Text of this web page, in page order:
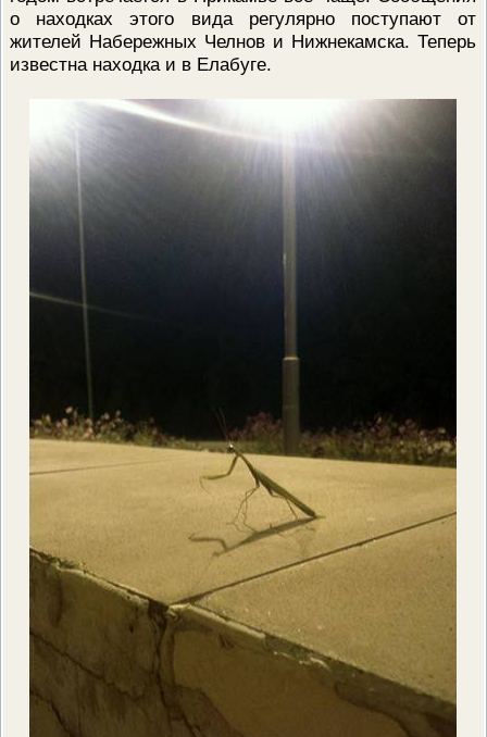
ПРОВЕРОЧНЫЙ ЛИСТ,
ПРИМЕНЯЕМЫЙ ПРИ
ОСУЩЕСТВЛЕНИИ
ИСПОЛЬЗОВАНИЯ ООПТ
ФЕДЕРАЛЬНОГО ЗНАЧЕНИЯ
ПРОГРАММА ПРОФИЛАКТИКИ
РИСКОВ ПРИЧИНЕНИЯ
ПЛАН ПРОВЕДЕНИЯ
КОНТРОЛЬНЫХ
СВЕДЕНИЙ, КОТОРЫЕ МОГУТ
ЗАПРАШИВАТЬСЯ
о находках этого вида регулярно поступают от
жителей Набережных Челнов и Нижнекамска. Теперь
известна находка и в Елабуге.